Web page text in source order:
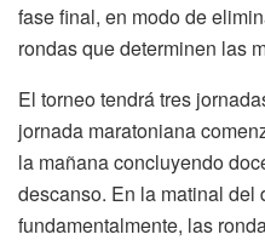
fase final, en modo de
rondas que determinen las
El torneo tendrá tres
jornada maratoniana
la mañana concluyendo
descanso. En la matinal del
fundamentalmente, las